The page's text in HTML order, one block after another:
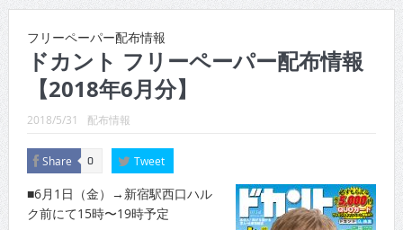
CINEMA×STYLE 289号
CINEMA×STYLE 288号
CINEMA×STYLE 287号
CINEMA×STYLE 286号
CINEMA×STYLE 285号
CINEMA×STYLE 294号
フリーペーパー配布情報
ドカント フリーペーパー配布情報
【2018年6月分】
2018/5/31 配布情報
Share 0 Tweet
■6月1日（金）→新宿駅西口ハル
ク前にて15時〜19時予定